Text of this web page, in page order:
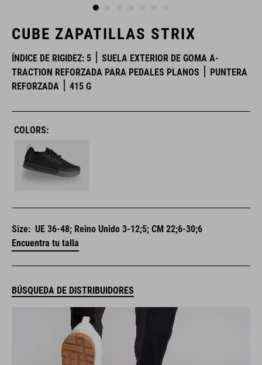
CUBE ZAPATILLAS STRIX
ÍNDICE DE RIGIDEZ: 5
SUELA EXTERIOR DE GOMA A-
TRACTION REFORZADA PARA PEDALES PLANOS
PUNTERA
REFORZADA
415 G
COLORS:
Size: UE 36-48; Reino Unido 3-12;5; CM 22;6-30;6
Encuentra tu talla
BÚSQUEDA DE DISTRIBUIDORES